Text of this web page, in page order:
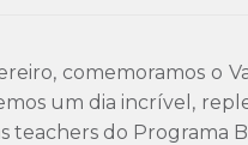
comemoramos o
um dia incrível,
teachers do Programa